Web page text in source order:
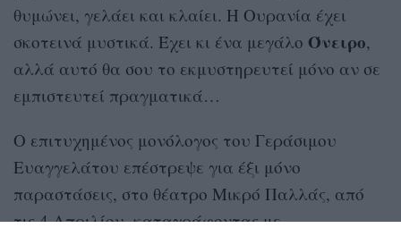
θυμώνει, γελάει και κλαίει. Η Ουρανία έχει
σκοτεινά μυστικά. Έχει κι ένα μεγάλο Όνειρο,
αλλά αυτό θα σου το εκμυστηρευτεί μόνο αν σε
εμπιστευτεί πραγματικά…
Ο επιτυχημένος μονόλογος του Γεράσιμου
Ευαγγελάτου επέστρεψε για έξι μόνο
παραστάσεις, στο θέατρο Μικρό Παλλάς, από
τις 4 Απριλίου, καταγράφοντας με